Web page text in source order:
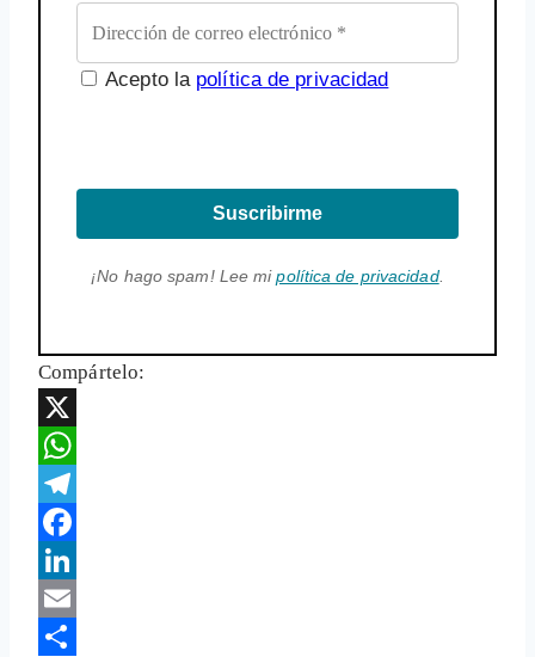
Acepto la política de privacidad
Suscribirme
¡No hago spam! Lee mipolítica de privacidad.
Compártelo:
X
WhatsApp
Telegram
Facebook
LinkedIn
Email